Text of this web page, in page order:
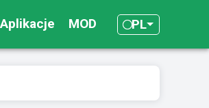
Aplikacje MOD PL